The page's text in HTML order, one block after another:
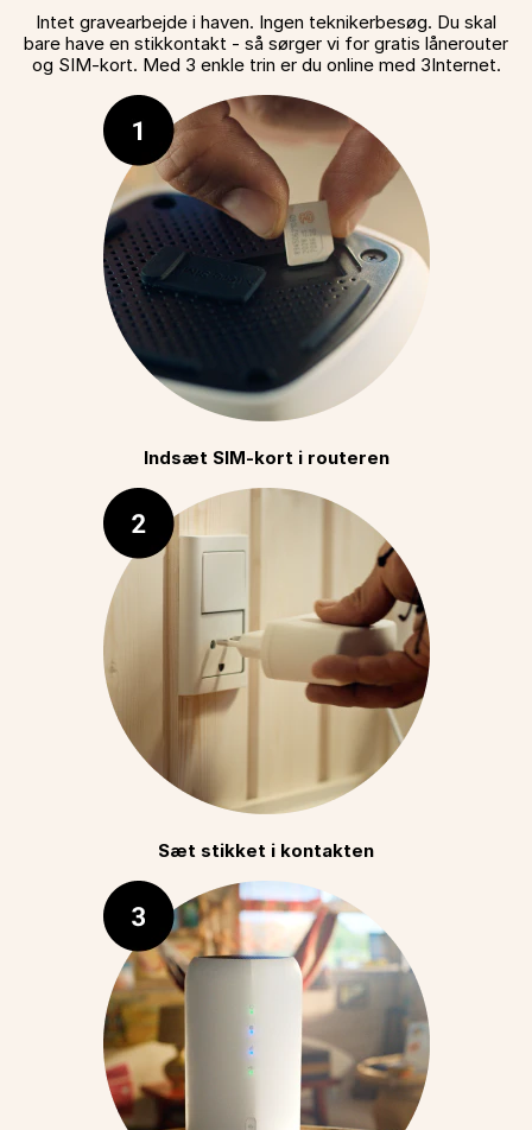
Intet gravearbejde i haven. Ingen teknikerbesøg. Du skal
bare have en stikkontakt - så sørger vi for gratis lånerouter
og SIM-kort. Med 3 enkle trin er du online med 3Internet.
Indsæt SIM-kort i routeren
Sæt stikket i kontakten